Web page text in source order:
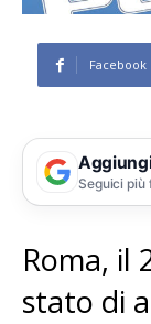
Facebook
Seguici più
Roma, il
stato di